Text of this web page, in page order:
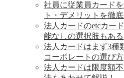
社員に従業員カード
ト・デメリットを徹
法人カードのetcカー
能なしの選択肢もある
法人カードはまず3種
コーポレートの選び方
法人カードは限度額